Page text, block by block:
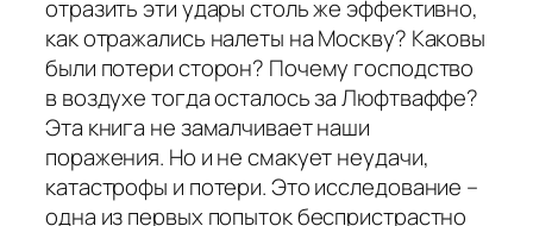
отразить эти удары столь же эффективно,
как отражались налеты на Москву? Каковы
были потери сторон? Почему господство
в воздухе тогда осталось за Люфтваффе?
Эта книга не замалчивает наши
поражения. Но и не смакует неудачи,
катастрофы и потери. Это исследование –
одна из первых попыток беспристрастно